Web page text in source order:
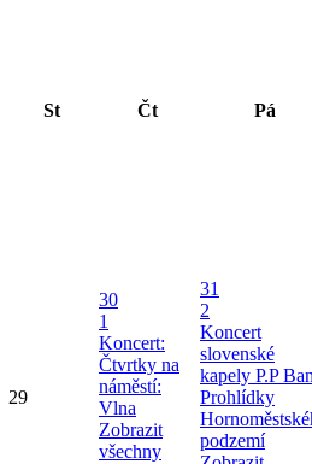
St Čt Pá
29
30
1
Koncert:
Čtvrtky na
náměstí:
Vlna
Zobrazit
všechny
31
2
Koncert
slovenské
kapely P.P
Prohlídky
podzemí